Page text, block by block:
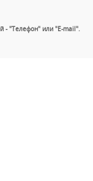
- "Телефон" или "E-mail".